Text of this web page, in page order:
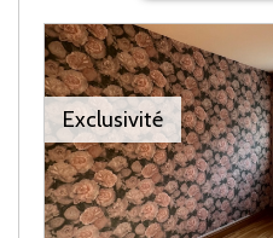
Exclusivité